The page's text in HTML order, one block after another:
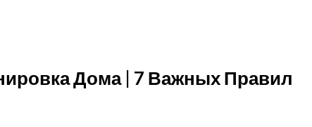
Дома | 7 Важных Правил